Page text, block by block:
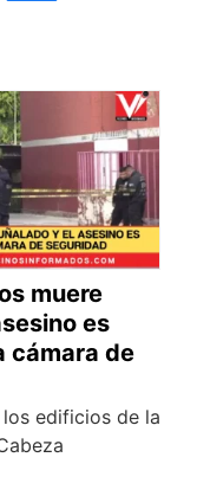
muere
es
cámara de
edificios de la